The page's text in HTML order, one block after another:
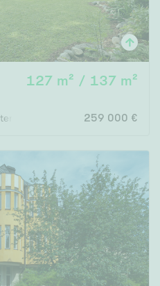
127 m² / 137 m²
parveke, ak259 000 €